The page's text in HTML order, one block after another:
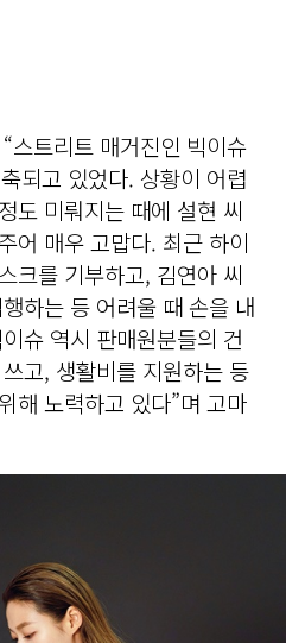
스트리트 매거진인 빅이슈
되고 있었다. 상황이 어렵
도 미뤄지는 때에 설현 씨
어 매우 고맙다. 최근 하이
크를 기부하고, 김연아 씨
하는 등 어려울 때 손을 내
슈 역시 판매원분들의 건
고, 생활비를 지원하는 등
해 노력하고 있다”며 고마